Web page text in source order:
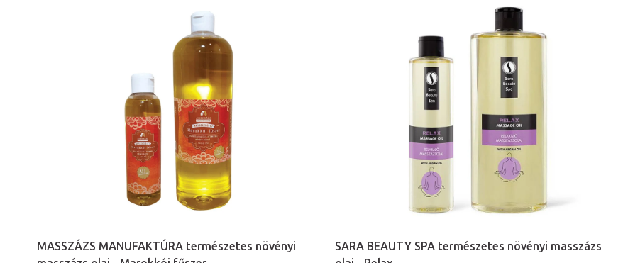
MASSZÁZS MANUFAKTÚRA természetes növényi
SARA BEAUTY SPA természetes növényi masszázs